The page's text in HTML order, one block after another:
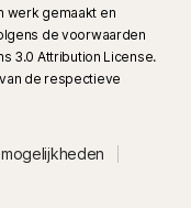
werk gemaakt en
de voorwaarden
3.0 Attribution License.
de respectieve